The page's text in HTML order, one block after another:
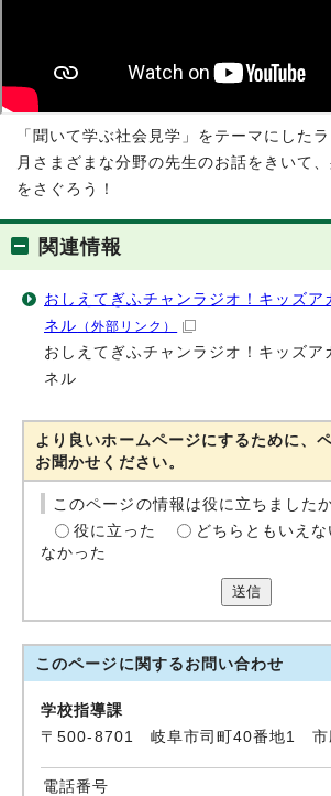
「聞いて学ぶ社会見学」をテーマにした
月さまざまな分野の先生のお話をきいて
をさぐろう！
関連情報
おしえてぎふチャンラジオ！キッズア
ネル （外部リンク）
おしえてぎふチャンラジオ！キッズア
ネル
より良いホームページにするために、
お聞かせください。
このページの情報は役に立ちました
役に立った
どちらともいえな
なかった
送信
このページに関する お問い合わせ
学校指導課
〒500-8701 岐阜市司町40番地1 市
電話番号